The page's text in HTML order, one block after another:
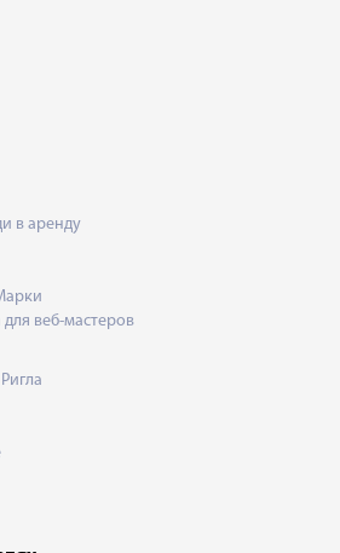
в аренду
веб-мастеров